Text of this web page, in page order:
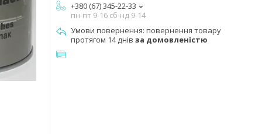
+380 (67) 345-22-33
пн-пт 9-16 сб-нд 9-14
повернення товару
протягом 14 днів за домовленістю